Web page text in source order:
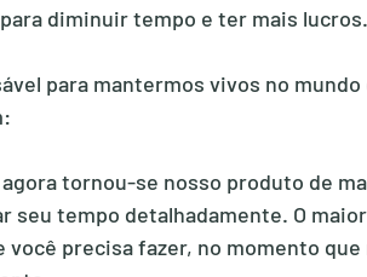
diminuir tempo e ter mais lucros.
para mantermos vivos no
tornou-se nosso produto de
seu tempo detalhadamente. O
você precisa fazer, no momento